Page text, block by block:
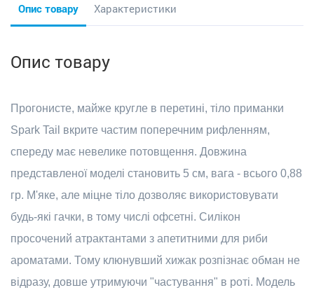
Опис товару Характеристики
Опис товару
Прогонисте, майже кругле в перетині, тіло приманки
Spark Tail вкрите частим поперечним рифленням,
спереду має невелике потовщення. Довжина
представленої моделі становить 5 см, вага - всього 0,88
гр. М'яке, але міцне тіло дозволяє використовувати
будь-які гачки, в тому числі офсетні. Силікон
просочений атрактантами з апетитними для риби
ароматами. Тому клюнувший хижак розпізнає обман не
відразу, довше утримуючи "частування" в роті. Модель